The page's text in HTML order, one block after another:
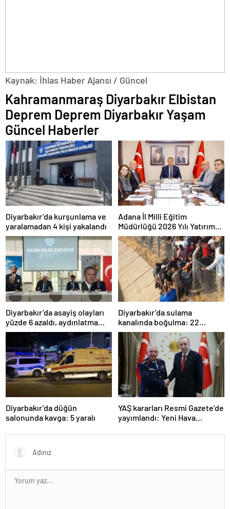
Kaynak: İhlas Haber Ajansı / Güncel
Kahramanmaraş Diyarbakır Elbistan
Deprem Deprem Diyarbakır Yaşam
Güncel Haberler
Diyarbakır’da kurşunlama ve
yaralamadan 4 kişi yakalandı
Adana İl Milli Eğitim
Müdürlüğü 2026 Yılı Yatırım
Programı değerlendirildi
Diyarbakır’da asayiş olayları
yüzde 6 azaldı, aydınlatma
oranı yüzde 98’e yükseldi
Diyarbakır’da sulama
kanalında boğulma: 22
yaşındaki genç hayatını
kaybetti
Diyarbakır’da düğün
salonunda kavga: 5 yaralı
YAŞ kararları Resmi Gazete’de
yayımlandı: Yeni Hava
Orgeneral Rafet Dalkıran